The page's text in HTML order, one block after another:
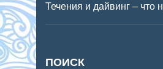
Течения и дайвинг – что
ПОИСК